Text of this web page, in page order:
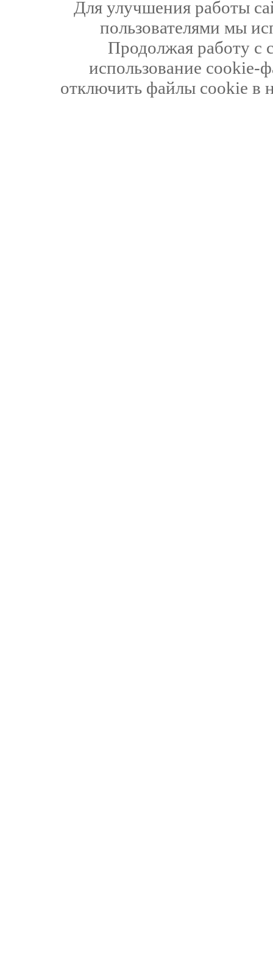
Для улучшения работы
пользователями мы
Продолжая работу с
использование cookie-
отключить файлы cookie в